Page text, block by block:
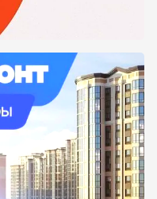
комплексов
их
но и
них информацию.
как уже
которые
Прямо от
официальные
более подробно